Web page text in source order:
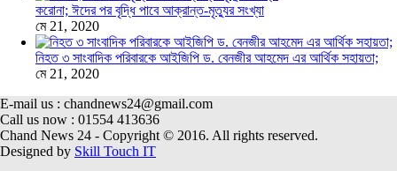
করোনা; ঈদের পর বৃদ্ধি পাবে আক্রান্ত-মৃত্যুর সংখ্যা
মে 21, 2020
নিহত ৩ সাংবাদিক পরিবারকে আইজিপি ড. বেনজীর আহমেদ এর আর্থিক সহায়তা;
মে 21, 2020
E-mail us : chandnews24@gmail.com
Call us now : 01554 413636
Chand News 24 - Copyright © 2016. All rights reserved.
Designed by Skill Touch IT